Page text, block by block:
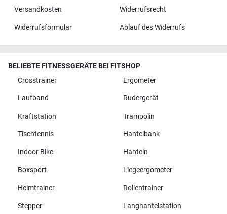
Versandkosten Widerrufsrecht
Widerrufsformular Ablauf des Widerrufs
BELIEBTE FITNESSGERÄTE BEI FITSHOP
Crosstrainer
Ergometer
Laufband Rudergerät
Kraftstation Trampolin
Tischtennis Hantelbank
Indoor Bike Hanteln
Boxsport Liegeergometer
Heimtrainer Rollentrainer
Stepper Langhantelstation